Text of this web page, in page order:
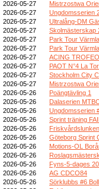
2026-05-27
Mistrzostwa
2026-05-27
Ungdomsserien
2026-05-27
Ultralång-DM
2026-05-27
Skolmästerskap
2026-05-27
Park Tour
2026-05-27
Park Tour
2026-05-27
ACING
2026-05-27
PAOT N°4 La
2026-05-27
Stockholm City
2026-05-27
Mistrzostwa
2026-05-26
Poängtävling 1
2026-05-26
Dalaserien
2026-05-26
Ungdomsserien
2026-05-26
Sprint träning
2026-05-26
2026-05-26
Göteborg Sprint
2026-05-26
Motions-OL
2026-05-26
2026-05-26
Fyns-5-dages
2026-05-26
AG CDCO84
2026-05-26
Sörklubbs #6